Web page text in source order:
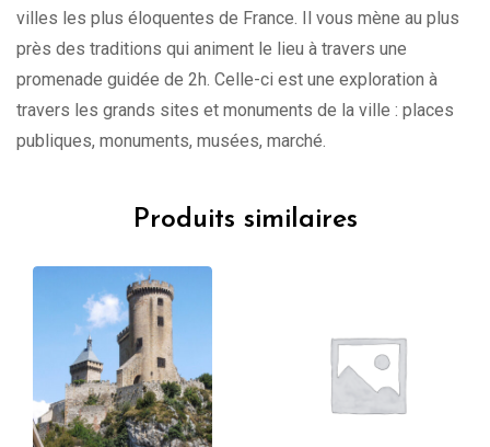
villes les plus éloquentes de France. Il vous mène au plus
près des traditions qui animent le lieu à travers une
promenade guidée de 2h. Celle-ci est une exploration à
travers les grands sites et monuments de la ville : places
publiques, monuments, musées, marché.
Produits similaires